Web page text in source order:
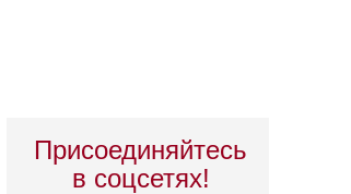
Присоединяйтесь
в соцсетях!